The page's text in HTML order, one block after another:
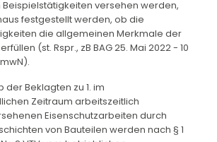
versehen werden,
festgestellt werden, ob die
die allgemeinen Merkmale der
(st. Rspr., zB BAG 25. Mai 2022 - 10
mwN).
der Beklagten zu 1. im
Zeitraum arbeitszeitlich
Eisenschutzarbeiten durch
von Bauteilen werden nach § 1